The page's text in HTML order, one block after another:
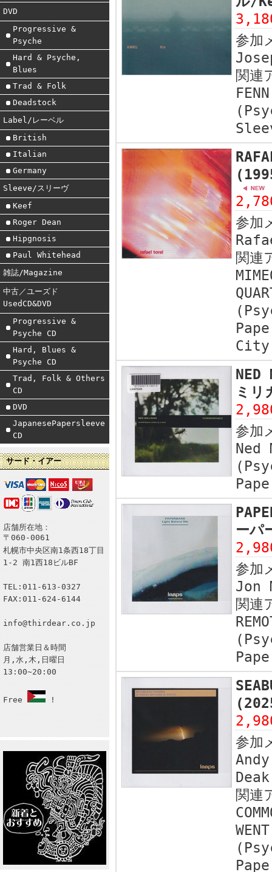
DVD
Progressive &
Psyche
Hard & Psyche,
Blues
Trad & Folk
Deadstock
Label/レーベル
British
Italian
Germany
Sleeve/スリーヴ
Keef
Roger Dean
Hipgnosis
Paul Whitehead
雑誌/Magazine
中古／ユーズド
UsedCD&DVD
Progressive &
Psyche CD
Hard, Blues &
Psyche CD
Trad, Folk & Others
CD
DVD
JapanesePapersleeve
CD
サード・イアー
店舗所在地：
〒060-0061
札幌市中央区南1条西18丁目
1-2 南1西18ビルBF
TEL:011-613-0327
FAX:011-624-6144
info@thirdear.co.jp
店舗営業日＆時間
月,水,木,日曜日
13:00~20:00
Free !
参加
関連
参加
関連
ミリ
参加
ーパ
参加
Jon
関連
参加
関連